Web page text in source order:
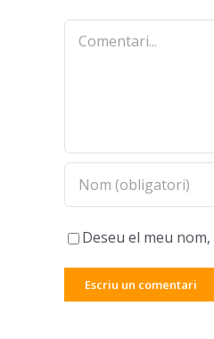
Comentari
Deseu el meu